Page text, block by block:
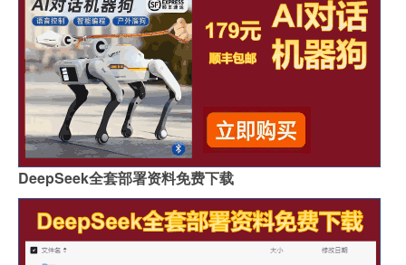
DeepSeek全套部署资料免费下载